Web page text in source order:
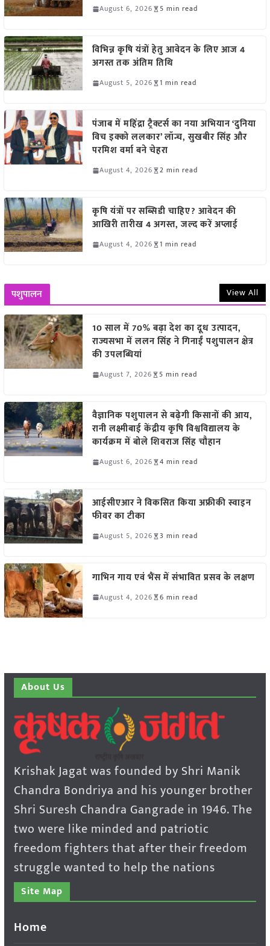
August 6, 2026 5 min read
विभिन्न कृषि यंत्रों हेतु आवेदन के लिए आज 4
अगस्त तक अंतिम तिथि
August 5, 2026 1 min read
पंजाब में महिंद्रा ट्रैक्टर्स का नया अभियान ‘दुनिया
विच इक्को ललकार’ लॉन्च, सुखबीर सिंह और
परमिश वर्मा बने चेहरा
August 4, 2026 2 min read
कृषि यंत्रों पर सब्सिडी चाहिए? आवेदन की
आखिरी तारीख 4 अगस्त, जल्द करें अप्लाई
August 4, 2026 1 min read
पशुपालन View All
10 साल में 70% बढ़ा देश का दूध उत्पादन,
राज्यसभा में ललन सिंह ने गिनाईं पशुपालन क्षेत्र
की उपलब्धियां
August 7, 2026 5 min read
वैज्ञानिक पशुपालन से बढ़ेगी किसानों की आय,
रानी लक्ष्मीबाई केंद्रीय कृषि विश्वविद्यालय के
कार्यक्रम में बोले शिवराज सिंह चौहान
August 6, 2026 4 min read
आईसीएआर ने विकसित किया अफ्रीकी स्वाइन
फीवर का टीका
August 5, 2026 3 min read
गाभिन गाय एवं भैंस में संभावित प्रसव के लक्षण
August 4, 2026 6 min read
About Us
Krishak Jagat was founded by Shri Manik
Chandra Bondriya and his younger brother
Shri Suresh Chandra Gangrade in 1946. The
two were like minded and patriotic
freedom fighters that after their freedom
struggle wanted to help the nations
Site Map
Home